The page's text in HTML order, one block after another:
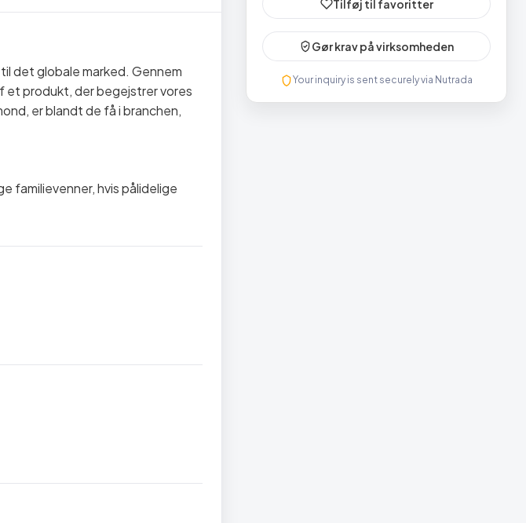
det globale marked. Gennem
et produkt, der begejstrer vores
er blandt de få i branchen,
familievenner, hvis pålidelige
Tilføj til favoritter
Gør krav på virksomheden
Your inquiry is sent securely via Nutrada